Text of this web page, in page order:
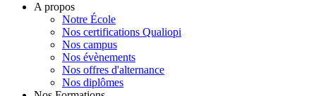
A propos
Notre École
Nos certifications Qualiopi
Nos campus
Nos évènements
Nos offres d'alternance
Nos diplômes